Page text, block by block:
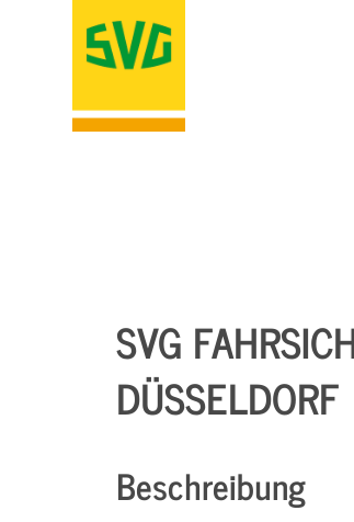
SVG
DÜSSELDORF
Beschreibung